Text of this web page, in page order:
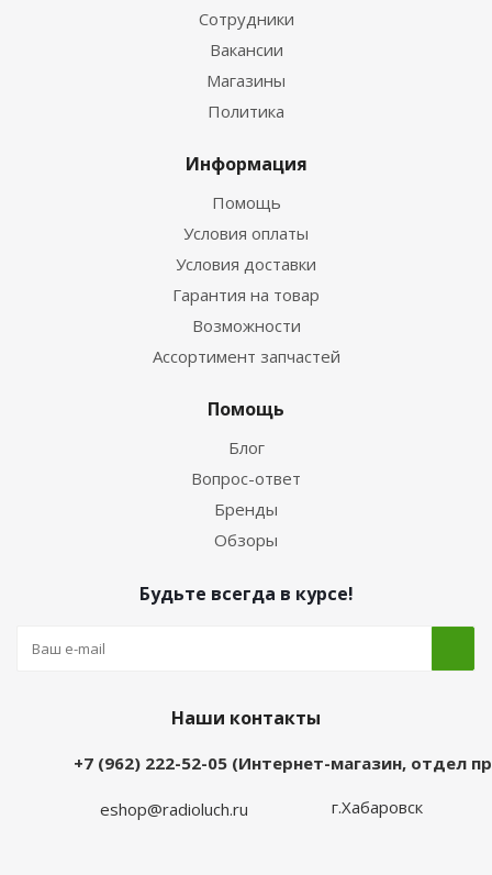
Сотрудники
Вакансии
Магазины
Политика
Информация
Помощь
Условия оплаты
Условия доставки
Гарантия на товар
Возможности
Ассортимент запчастей
Помощь
Блог
Вопрос-ответ
Бренды
Обзоры
Будьте всегда в курсе!
Наши контакты
+7 (962) 222-52-05 (Интернет-магазин, отдел
eshop@radioluch.ru г.Хабаровск